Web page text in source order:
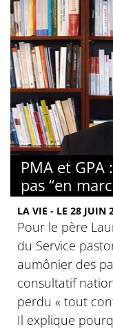
PMA et GPA
pas “en
LA VIE - LE 28 JUIN
Pour le père
du Service
aumônier des
consultatif
perdu « tout
Il explique